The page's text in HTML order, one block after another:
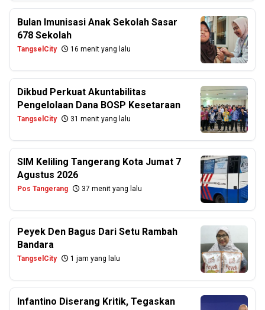
Bulan Imunisasi Anak Sekolah Sasar
678 Sekolah
TangselCity 16 menit yang lalu
Dikbud Perkuat Akuntabilitas
Pengelolaan Dana BOSP Kesetaraan
TangselCity 31 menit yang lalu
SIM Keliling Tangerang Kota Jumat 7
Agustus 2026
Pos Tangerang 37 menit yang lalu
Peyek Den Bagus Dari Setu Rambah
Bandara
TangselCity 1 jam yang lalu
Infantino Diserang Kritik, Tegaskan